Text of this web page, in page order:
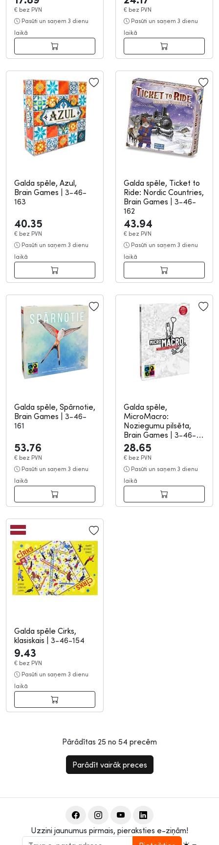
€ bez PVN
Pasūti un saņem 3 dienu
laikā
€ bez PVN
Pasūti un saņem 3 dienu
laikā
Galda spēle, Azul,
Brain Games
3-46-
163
40.35
€ bez PVN
Pasūti un saņem 3 dienu
laikā
Galda spēle, Ticket to
Ride: Nordic Countries,
Brain Games
3-46-
162
43.94
€ bez PVN
Pasūti un saņem 3 dienu
laikā
Galda spēle, Spārnotie,
Brain Games
3-46-
161
53.76
€ bez PVN
Pasūti un saņem 3 dienu
laikā
Galda spēle,
MicroMacro:
Noziegumu pilsēta,
Brain Games
3-46-
160
28.65
€ bez PVN
Pasūti un saņem 3 dienu
laikā
Galda spēle Cirks,
klasiskais
3-46-154
9.43
€ bez PVN
Pasūti un saņem 3 dienu
laikā
Pārādītas 25 no 54 precēm
Parādīt vairāk preces
Uzzini jaunumus pirmais, pieraksties e-ziņām!